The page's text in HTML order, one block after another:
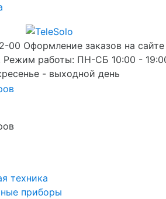
00 Оформление заказов на сайте
Режим работы: ПН-СБ 10:00 -
- выходной день
техника
приборы